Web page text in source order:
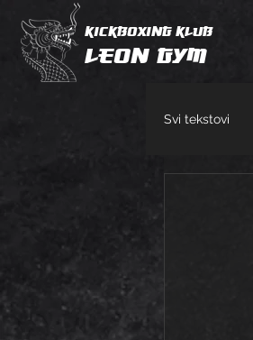
KICKBOXING KLUB
Leon Gym
Svi tekstovi